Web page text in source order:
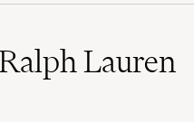
Lauren